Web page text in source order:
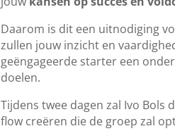
Daarom is dit een uitnodiging
zullen jouw inzicht en
geëngageerde starter een
doelen.
Tijdens twee dagen zal Ivo Bols
flow creëren die de groep zal